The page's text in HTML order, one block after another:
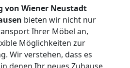
von Wiener Neustadt
bieten wir nicht nur
Ihrer Möbel an,
Möglichkeiten zur
Wir verstehen, dass es